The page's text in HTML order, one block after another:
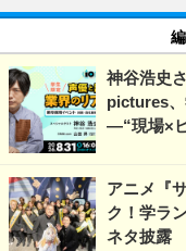
神谷浩史
pictures
―“現場×
アニメ『
ク！学ラ
ネタ披露